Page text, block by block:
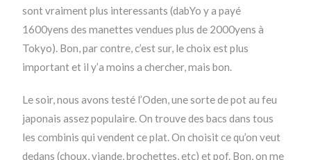
sont vraiment plus interessants (dabYo y a payé
1600yens des manettes vendues plus de 2000yens à
Tokyo). Bon, par contre, c’est sur, le choix est plus
important et il y’a moins a chercher, mais bon.
Le soir, nous avons testé l’Oden, une sorte de pot au feu
japonais assez populaire. On trouve des bacs dans tous
les combinis qui vendent ce plat. On choisit ce qu’on veut
dedans (choux, viande, brochettes, etc) et pof. Bon, on me